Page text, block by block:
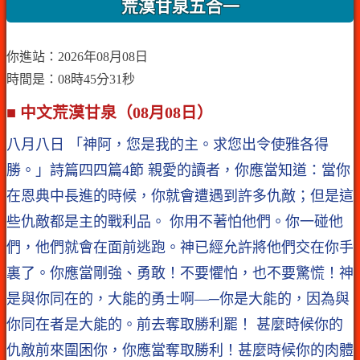
荒漠甘泉五合一
你進站：2026年08月08日
時間是：08時45分31秒
■ 中文荒漠甘泉（08月08日）
八月八日 「神阿，您是我的主。求您出令使雅各得
勝。」詩篇四四篇4節 親愛的讀者，你應當知道：當你
在恩典中長進的時候，你就會遭遇到許多仇敵；但是這
些仇敵都是主的戰利品。 你用不著怕他們。你一碰他
們，他們就會在面前逃跑。神已經允許將他們交在你手
裏了。你應當剛強、勇敢！不要懼怕，也不要驚慌！神
是與你同在的，大能的勇士啊—─你是大能的，因為與
你同在者是大能的。前去奪取勝利罷！ 甚麼時候你的
仇敵前來圍困你，你應當奪取勝利！甚麼時候你的肉體